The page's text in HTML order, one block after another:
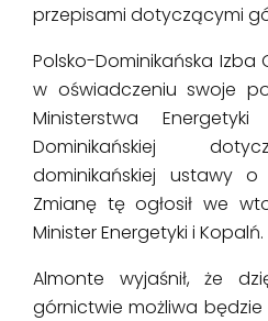
przepisami dotyczącymi
Polsko-Dominikańska Izba
w oświadczeniu swoje
Ministerstwa
Dominikańskiej
dominikańskiej ustawy o
Zmianę tę ogłosił we
Minister Energetyki i Kopalń.
Almonte wyjaśnił, że
górnictwie możliwa